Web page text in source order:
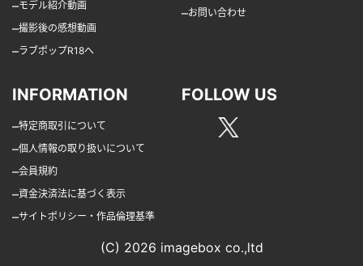
–モデル紹介動画
–撮影後の感想動画
–ラブポップR18へ
–お問い合わせ
INFORMATION
–特定商取引について
–個人情報の取り扱いについて
–会員規約
–資金決済法に基づく表示
–サイトポリシー・作品倫理基準
FOLLOW US
(C) 2026 imagebox co.,ltd